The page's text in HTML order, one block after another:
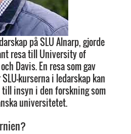
på SLU Alnarp, gjorde
resa till University of
Davis. En resa som gav
kurserna i ledarskap kan
insyn i den forskning som
universitetet.